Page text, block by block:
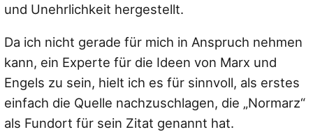
und Unehrlichkeit hergestellt.
Da ich nicht gerade für mich in Anspruch nehmen
kann, ein Experte für die Ideen von Marx und
Engels zu sein, hielt ich es für sinnvoll, als erstes
einfach die Quelle nachzuschlagen, die „Normarz“
als Fundort für sein Zitat genannt hat.